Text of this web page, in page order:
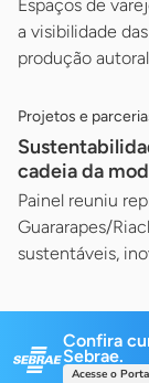
Espaços de
a visibilidade
produção
Projetos e
cadeia da
Painel reuniu
Guararapes/
sustentáveis,
Confira
Sebrae.
Acesse o